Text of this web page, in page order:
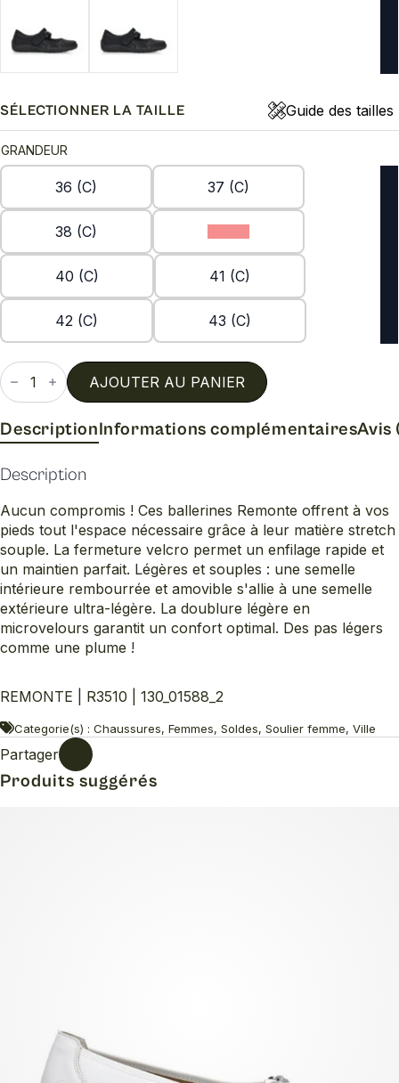
65.00$
à
SÉLECTIONNER LA TAILLE Guide des tailles
GRANDEUR
36 (C) 37 (C)
38 (C)
40 (C) 41 (C)
42 (C) 43 (C)
quantité
de
R3510
AJOUTER AU PANIER
DescriptionInformations complémentairesAvis
Description
Aucun compromis ! Ces ballerines Remonte offrent à vos
pieds tout l'espace nécessaire grâce à leur matière stretch
souple. La fermeture velcro permet un enfilage rapide et
un maintien parfait. Légères et souples : une semelle
intérieure rembourrée et amovible s'allie à une semelle
extérieure ultra-légère. La doublure légère en
microvelours garantit un confort optimal. Des pas légers
comme une plume !
REMONTE | R3510 | 130_01588_2
Categorie(s) : Chaussures, Femmes, Soldes, Soulier femme, Ville
Partager
Produits suggérés